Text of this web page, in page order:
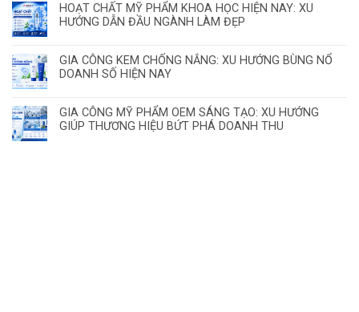
HOẠT CHẤT MỸ PHẨM KHOA HỌC HIỆN NAY: XU
HƯỚNG DẪN ĐẦU NGÀNH LÀM ĐẸP
GIA CÔNG KEM CHỐNG NẮNG: XU HƯỚNG BÙNG NỔ
DOANH SỐ HIỆN NAY
GIA CÔNG MỸ PHẨM OEM SÁNG TẠO: XU HƯỚNG
GIÚP THƯƠNG HIỆU BỨT PHÁ DOANH THU